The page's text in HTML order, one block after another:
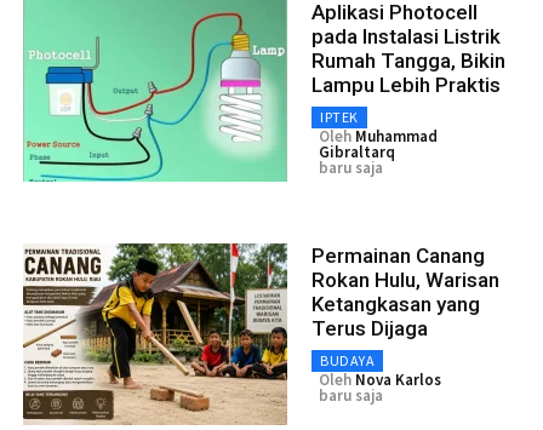
Aplikasi Photocell
pada Instalasi Listrik
Rumah Tangga, Bikin
Lampu Lebih Praktis
IPTEK
Oleh Muhammad
Gibraltarq
baru saja
Permainan Canang
Rokan Hulu, Warisan
Ketangkasan yang
Terus Dijaga
BUDAYA
Oleh Nova Karlos
baru saja